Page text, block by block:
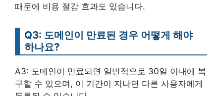
때문에 비용 절감 효과도 있습니다.
Q3: 도메인이 만료된 경우 어떻게 해야
하나요?
A3: 도메인이 만료되면 일반적으로 30일 이내에 복
구할 수 있으며, 이 기간이 지나면 다른 사용자에게